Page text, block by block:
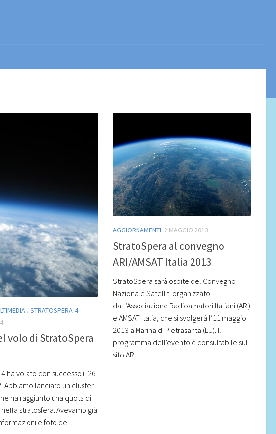
/STRATOSPERA-4
volo di StratoSpera
ha volato con successo il 26
Abbiamo lanciato un cluster
ha raggiunto una quota di
stratosfera. Avevamo già
e foto del...
AGGIORNAMENTI 2 MAGGIO 2013
StratoSpera al convegno
ARI/AMSAT Italia 2013
StratoSpera sarà ospite del Convegno
Nazionale Satelliti organizzato
dall’Associazione Radioamatori Italiani (ARI)
e AMSAT Italia, che si svolgerà l’11 maggio
2013 a Marina di Pietrasanta (LU). Il
programma dell’evento è consultabile sul
sito ARI....